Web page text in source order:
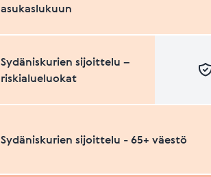
asukaslukuun
Sydäniskurien sijoittelu –
riskialueluokat
Sydäniskurien sijoittelu - 65+ väestö